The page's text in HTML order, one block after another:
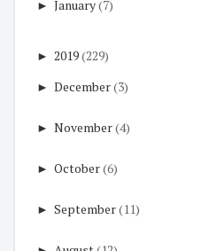
► January(7)
► 2019(229)
► December(3)
► November(4)
► October(6)
► September(11)